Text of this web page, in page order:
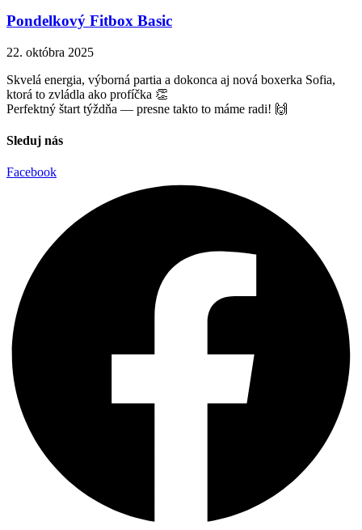
Pondelkový Fitbox Basic
22. októbra 2025
Skvelá energia, výborná partia a dokonca aj nová boxerka Sofia,
ktorá to zvládla ako profíčka 👏
Perfektný štart týždňa — presne takto to máme radi! 🙌
Sleduj nás
Facebook